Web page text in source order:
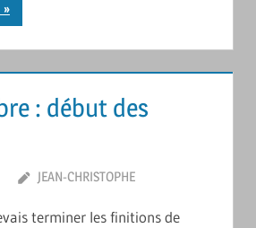
: début des
JEAN-CHRISTOPHE
terminer les finitions de